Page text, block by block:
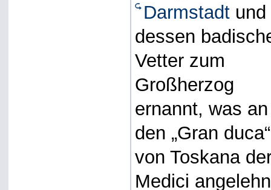
Darmstadt und
dessen
Vetter zum
Großherzog
ernannt, was an
den „Gran duca“
von Toskana
Medici